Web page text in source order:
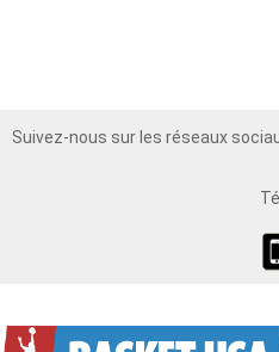
Suivez-nous sur les réseauxTwitter